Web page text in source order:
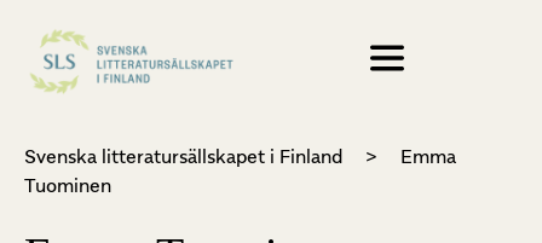
Svenska litteratursällskapet i Finland >
Emma
Tuominen